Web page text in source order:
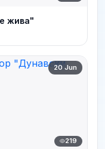
жива"
20 Jun
219